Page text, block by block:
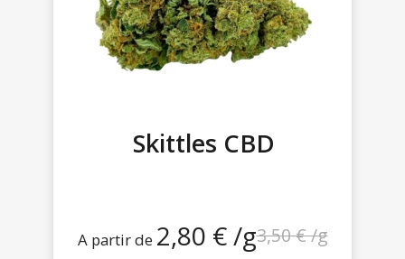
Skittles CBD
3,50 € /g
A partir de 2,80 € /g